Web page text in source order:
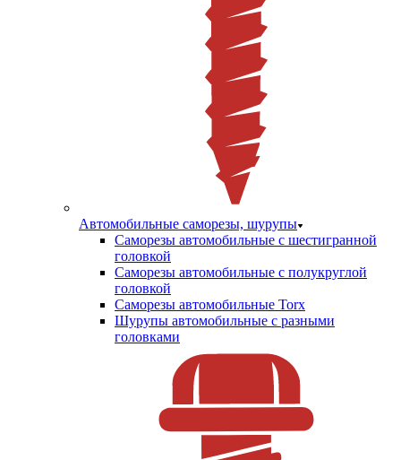
Автомобильные саморезы, шурупы
Саморезы автомобильные с шестигранной
головкой
Саморезы автомобильные с полукруглой
головкой
Саморезы автомобильные Torx
Шурупы автомобильные с разными
головками